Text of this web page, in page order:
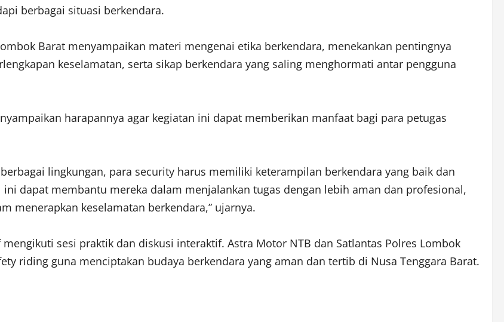
berbagai situasi berkendara.
Barat menyampaikan materi mengenai etika berkendara, menekankan pentingnya
keselamatan, serta sikap berkendara yang saling menghormati antar pengguna
harapannya agar kegiatan ini dapat memberikan manfaat bagi para petugas
lingkungan, para security harus memiliki keterampilan berkendara yang baik dan
dapat membantu mereka dalam menjalankan tugas dengan lebih aman dan profesional,
menerapkan keselamatan berkendara,” ujarnya.
sesi praktik dan diskusi interaktif. Astra Motor NTB dan Satlantas Polres Lombok
riding guna menciptakan budaya berkendara yang aman dan tertib di Nusa Tenggara Barat.